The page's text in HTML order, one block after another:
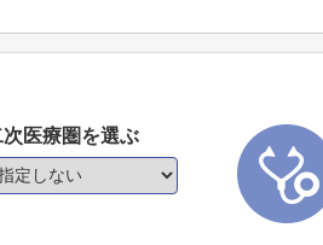
次医療圏を選ぶ